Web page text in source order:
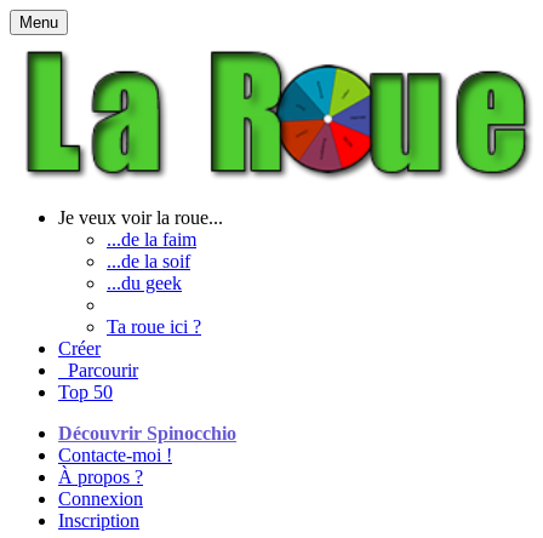
Menu
Je veux voir la roue...
...de la faim
...de la soif
...du geek
Ta roue ici ?
Créer
Parcourir
Top 50
Découvrir Spinocchio
Contacte-moi !
À propos ?
Connexion
Inscription